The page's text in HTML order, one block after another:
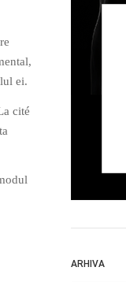
ei.
cité
ARHIVA